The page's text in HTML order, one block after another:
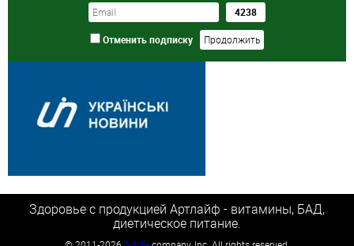
Отменить подписку
Здоровье с продукцией Артлайф - витамины, БАД,
диетическое питание.